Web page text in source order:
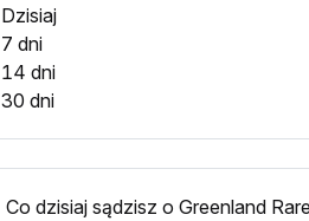
Dzisiaj
7 dni
14 dni
30 dni
Co dzisiaj sądzisz o Greenland